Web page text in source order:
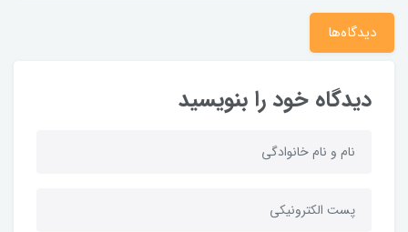
دیدگاه‌ها
دیدگاه خود را بنویسید